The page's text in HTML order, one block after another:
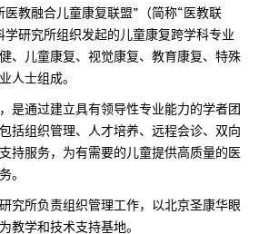
医教融合儿童康复联盟”（简称“医教联
学研究所组织发起的儿童康复跨学科专业
、儿童康复、视觉康复、教育康复、特殊
人士组成。
是通过建立具有领导性专业能力的学者团
括组织管理、人才培养、远程会诊、双向
持服务，为有需要的儿童提供高质量的医
。
究所负责组织管理工作，以北京圣康华眼
教学和技术支持基地。